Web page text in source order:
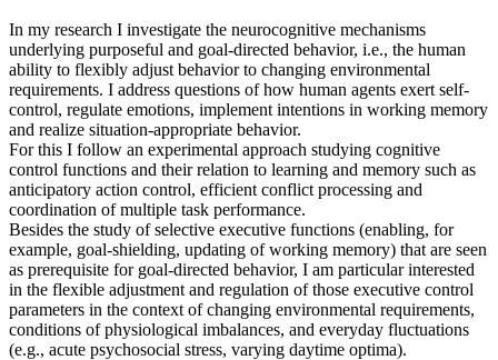
In my research I investigate the neurocognitive mechanisms
underlying purposeful and goal-directed behavior, i.e., the human
ability to flexibly adjust behavior to changing environmental
requirements. I address questions of how human agents exert self-
control, regulate emotions, implement intentions in working memory
and realize situation-appropriate behavior.
For this I follow an experimental approach studying cognitive
control functions and their relation to learning and memory such as
anticipatory action control, efficient conflict processing and
coordination of multiple task performance.
Besides the study of selective executive functions (enabling, for
example, goal-shielding, updating of working memory) that are seen
as prerequisite for goal-directed behavior, I am particular interested
in the flexible adjustment and regulation of those executive control
parameters in the context of changing environmental requirements,
conditions of physiological imbalances, and everyday fluctuations
(e.g., acute psychosocial stress, varying daytime optima).